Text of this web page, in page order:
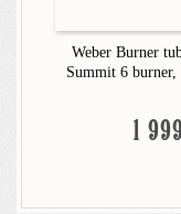
Weber Burner
Summit 6 burner,
1